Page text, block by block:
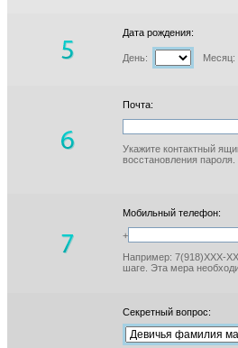
Дата рождения:
День: Месяц:
Почта:
Укажите контактный
восстановления пароля.
Мобильный телефон:
+
Например: 7(918)XXX-
шаге. Эта мера
Секретный вопрос: